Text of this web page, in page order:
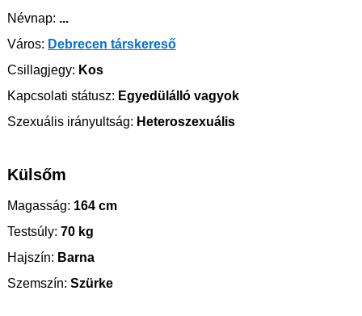
Névnap: ...
Város: Debrecen társkereső
Csillagjegy: Kos
Kapcsolati státusz: Egyedülálló vagyok
Szexuális irányultság: Heteroszexuális
Külsőm
Magasság: 164 cm
Testsúly: 70 kg
Hajszín: Barna
Szemszín: Szürke